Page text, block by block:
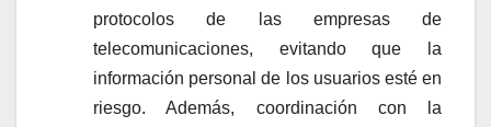
protocolos de las empresas de
telecomunicaciones, evitando que la
información personal de los usuarios esté en
riesgo. Además, coordinación con la